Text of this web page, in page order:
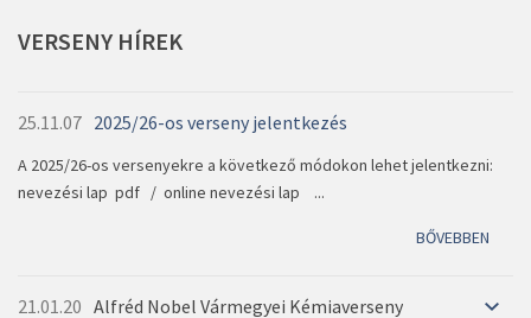
VERSENY HÍREK
25.11.07 2025/26-os verseny jelentkezés
A 2025/26-os versenyekre a következő módokon lehet jelentkezni:
nevezési lap pdf / online nevezési lap ...
BŐVEBBEN
21.01.20 Alfréd Nobel Vármegyei Kémiaverseny